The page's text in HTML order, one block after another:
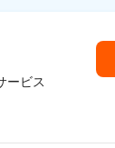
ービス